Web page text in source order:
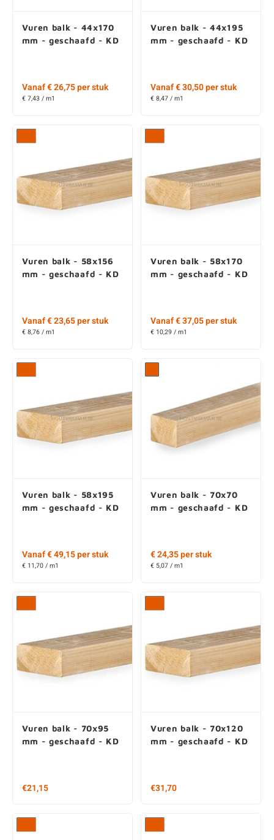
Vuren balk - 44x170
mm - geschaafd - KD
Vanaf € 26,75 per stuk
€ 7,43 / m1
Vuren balk - 44x195
mm - geschaafd - KD
Vanaf € 30,50 per stuk
€ 8,47 / m1
Vuren balk - 58x156
mm - geschaafd - KD
Vanaf € 23,65 per stuk
€ 8,76 / m1
Vuren balk - 58x170
mm - geschaafd - KD
Vanaf € 37,05 per stuk
€ 10,29 / m1
Vuren balk - 58x195
mm - geschaafd - KD
Vanaf € 49,15 per stuk
€ 11,70 / m1
Vuren balk - 70x70
mm - geschaafd - KD
€ 24,35 per stuk
€ 5,07 / m1
Vuren balk - 70x95
mm - geschaafd - KD
€21,15
Vuren balk - 70x120
mm - geschaafd - KD
€31,70